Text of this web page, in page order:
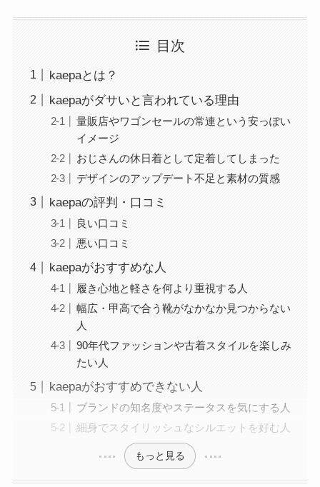
目次
kaepaとは？
kaepaがダサいと言われている理由
量販店やワゴンセールの常連という安っぽい
イメージ
おじさんの休日着として定着してしまった
デザインのアップデート不足と素材の質感
kaepaの評判・口コミ
良い口コミ
悪い口コミ
kaepaがおすすめな人
履き心地と軽さを何より重視する人
幅広・甲高で合う靴がなかなか見つからない
人
90年代ファッションや古着スタイルを楽しみ
たい人
kaepaがおすすめできない人
ブランドの知名度やステータスを気にする人
細身でスタイリッシュなシルエットを好む人
もっと見る